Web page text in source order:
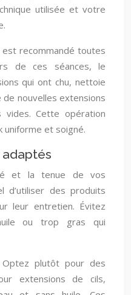
utilisée et votre
est recommandé toutes
de ces séances, le
qui ont chu, nettoie
nouvelles extensions
vides. Cette opération
uniforme et soigné.
adaptés
et la tenue de vos
d’utiliser des produits
leur entretien. Évitez
ou trop gras qui
plutôt pour des
extensions de cils,